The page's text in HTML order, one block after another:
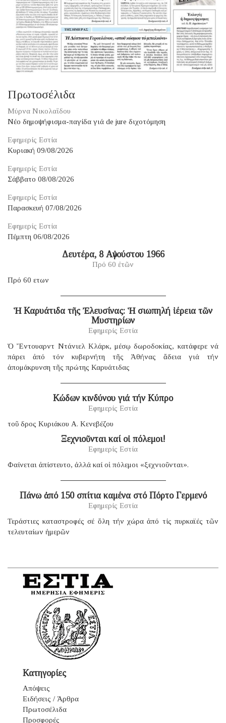
Πρωτοσέλιδα
Μύρνα Νικολαΐδου
Νέο δημοψήφισμα-παγίδα γιά de jure διχοτόμηση
Εφημερίς Εστία
Κυριακή 09/08/2026
Εφημερίς Εστία
Σάββατο 08/08/2026
Εφημερίς Εστία
Παρασκευή 07/08/2026
Εφημερίς Εστία
Πέμπτη 06/08/2026
Δευτέρα, 8 Αὐγούστου 1966
Πρό 60 ἐτῶν
Πρό 60 ετων
Ἡ Καρυάτιδα τῆς Ἐλευσίνας: Ἡ σιωπηλή ἱέρεια τῶν
Μυστηρίων
Εφημερίς Εστία
Ὁ Ἔντουαρντ Ντάνιελ Κλάρκ, μέσῳ δωροδοκίας, κατάφερε νά
πάρει ἀπό τόν κυβερνήτη τῆς Ἀθήνας ἄδεια γιά τήν
ἀπομάκρυνση τῆς πρώτης Καρυάτιδας
Κώδων κινδύνου γιά τήν Κύπρο
Εφημερίς Εστία
τοῦ δρος Κυριάκου Α. Κενεβέζου
Ξεχνιοῦνται καί οἱ πόλεμοι!
Εφημερίς Εστία
Φαίνεται ἀπίστευτο, ἀλλά καί οἱ πόλεμοι «ξεχνιοῦνται».
Πάνω ἀπό 150 σπίτια καμένα στό Πόρτο Γερμενό
Εφημερίς Εστία
Τεράστιες καταστροφές σέ ὅλη τήν χώρα ἀπό τίς πυρκαϊές τῶν
τελευταίων ἡμερῶν
Κατηγορίες
Απόψεις
Ειδήσεις / Άρθρα
Πρωτοσέλιδα
Προσφορές